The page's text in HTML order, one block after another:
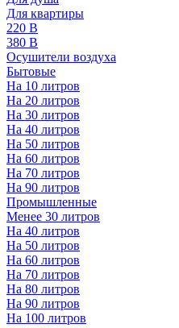
Для квартиры
220 В
380 В
Осушители воздуха
Бытовые
На 10 литров
На 20 литров
На 30 литров
На 40 литров
На 50 литров
На 60 литров
На 70 литров
На 90 литров
Промышленные
Менее 30 литров
На 40 литров
На 50 литров
На 60 литров
На 70 литров
На 80 литров
На 90 литров
На 100 литров